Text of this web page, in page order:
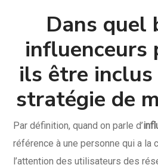
Dans quel
influenceurs
ils être inclus
stratégie de
Par définition, quand on parle d’
référence à une personne qui a la
l’attention des utilisateurs des